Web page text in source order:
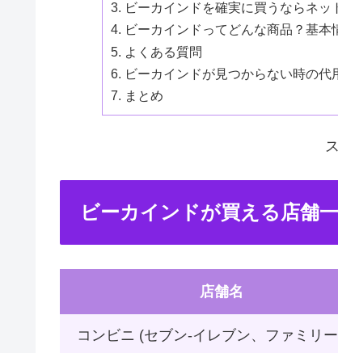
ビーカインドを確実に買うならネッ
ビーカインドってどんな商品？基本
よくある質問
ビーカインドが見つからない時の代
まとめ
ビーカインドが買える店舗
店舗名
コンビニ (セブン-イレブン、ファミリ